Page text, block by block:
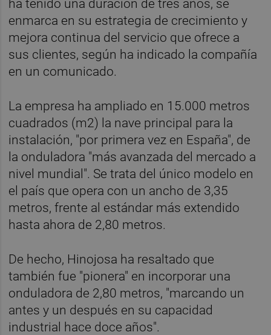
ha tenido una duración de tres años, se
enmarca en su estrategia de crecimiento y
mejora continua del servicio que ofrece a
sus clientes, según ha indicado la compañía
en un comunicado.
La empresa ha ampliado en 15.000 metros
cuadrados (m2) la nave principal para la
instalación, "por primera vez en España", de
la onduladora "más avanzada del mercado a
nivel mundial". Se trata del único modelo en
el país que opera con un ancho de 3,35
metros, frente al estándar más extendido
hasta ahora de 2,80 metros.
De hecho, Hinojosa ha resaltado que
también fue "pionera" en incorporar una
onduladora de 2,80 metros, "marcando un
antes y un después en su capacidad
industrial hace doce años".